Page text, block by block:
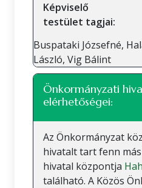
Képviselő
testület tagjai:
Buspataki Józsefné,
László, Vig Bálint
Önkormányzati
elérhetőségei:
Az Önkormányzat
hivatalt tart fenn
hivatal központja
található. A Közös